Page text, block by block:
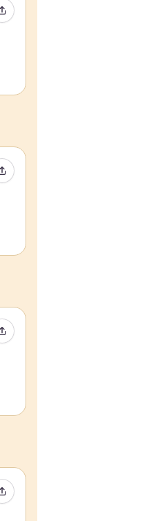
イベントをシェア
イベントをシェア
イベントをシェア
イベントをシェア